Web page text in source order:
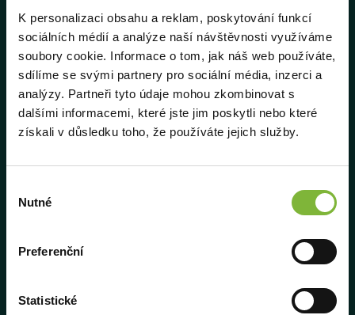
K personalizaci obsahu a reklam, poskytování funkcí
sociálních médií a analýze naší návštěvnosti využíváme
soubory cookie. Informace o tom, jak náš web používáte,
sdílíme se svými partnery pro sociální média, inzerci a
analýzy. Partneři tyto údaje mohou zkombinovat s
dalšími informacemi, které jste jim poskytli nebo které
získali v důsledku toho, že používáte jejich služby.
souhlasu
Nutné
Preferenční
Statistické
O aplikaci
Doplňky
Monitory
Pro studenty
Kontakt